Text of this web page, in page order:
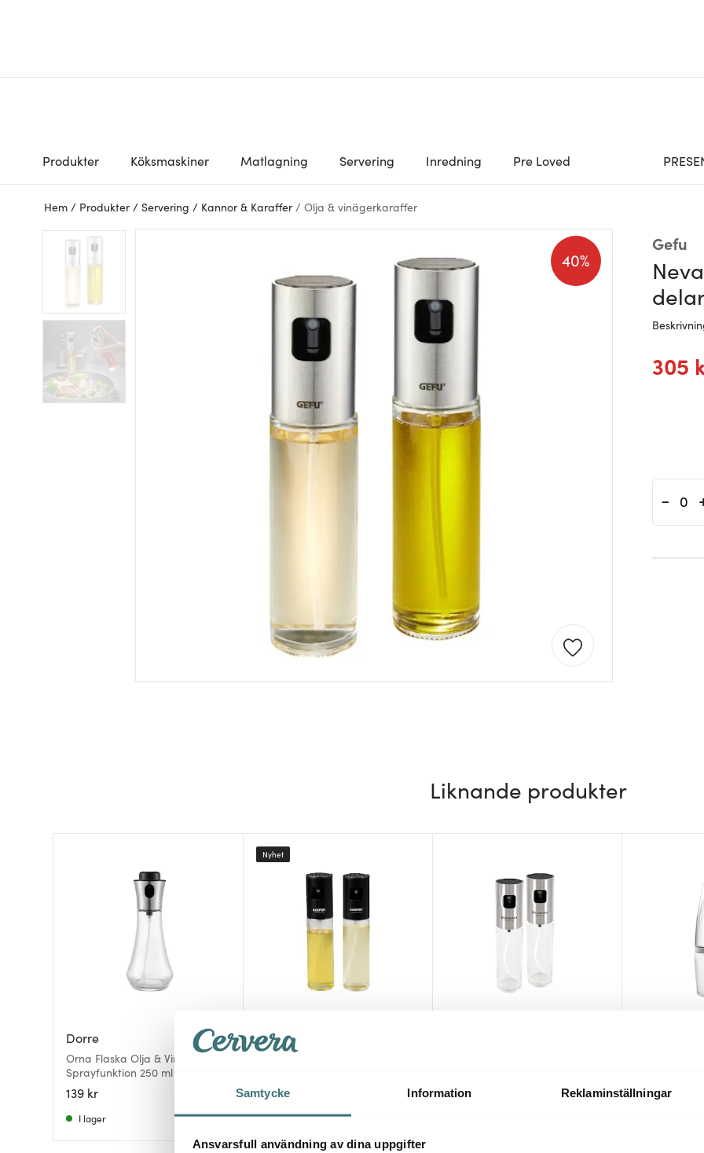
Samtycke Information Reklaminställningar
Ansvarsfull användning av dina uppgifter
Produkter Köksmaskiner Matlagning Servering Inredning Pre Loved
Hem / Produkter / Servering / Kannor & Karaffer / Olja & vinägerkaraffer
Gefu
40%
305
-
Liknande produkter
Dorre
Orna Flaska Olja & Vinäger
Sprayfunktion 250 ml Klar
139 kr
I lager
Kesper
Olje- och vinägersprayset 2
199 kr
Nyhet
Få i lager
489 kr 349 kr